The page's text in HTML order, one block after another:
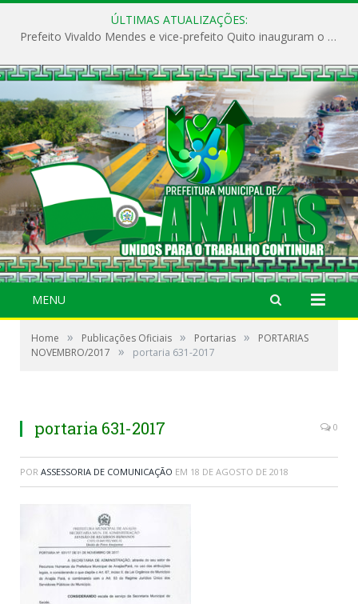
ÚLTIMAS ATUALIZAÇÕES:
Prefeito Vivaldo Mendes e vice-prefeito Quito inauguram o CAPS e fortalecem a saúde pública em Anajás.
MENU
Home » Publicações Oficiais » Portarias »
PORTARIAS
NOVEMBRO/2017
» portaria 631-2017
portaria 631-2017 0
POR ASSESSORIA DE COMUNICAÇÃO EM 18 DE AGOSTO DE 2018